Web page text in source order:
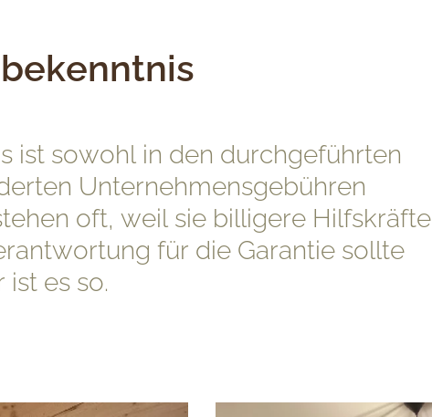
ist sowohl in den durchgeführten
Unternehmensgebühren
oft, weil sie billigere Hilfskräfte
für die Garantie sollte
es so.